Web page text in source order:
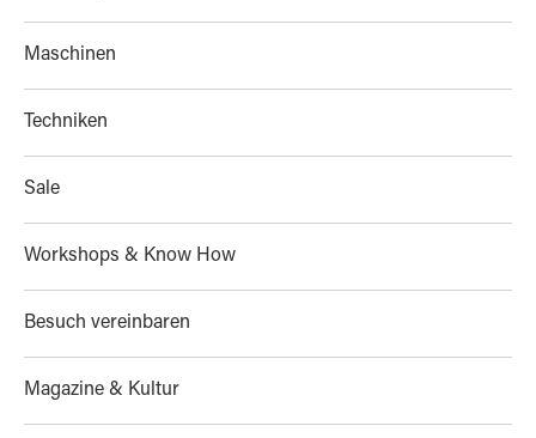
Maschinen
Techniken
Sale
Workshops & Know How
Besuch vereinbaren
Magazine & Kultur